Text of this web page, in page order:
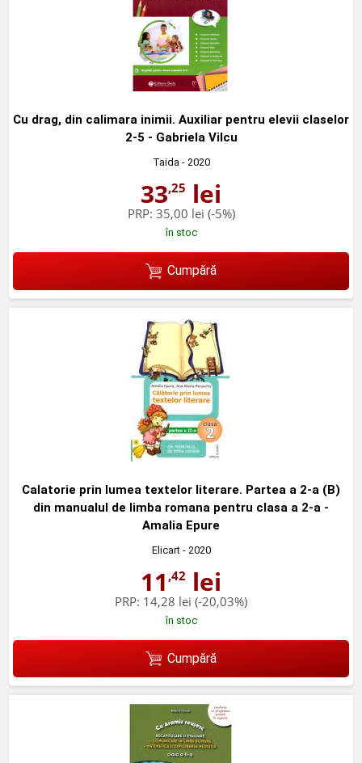
Cu drag, din calimara inimii. Auxiliar pentru elevii claselor
2-5 - Gabriela Vilcu
Taida - 2020
33,25 lei
PRP: 35,00 lei (-5%)
în stoc
Cumpără
Calatorie prin lumea textelor literare. Partea a 2-a (B)
din manualul de limba romana pentru clasa a 2-a -
Amalia Epure
Elicart- 2020
11 ,42 lei
PRP: 14,28 lei (-20,03%)
în stoc
Cumpără